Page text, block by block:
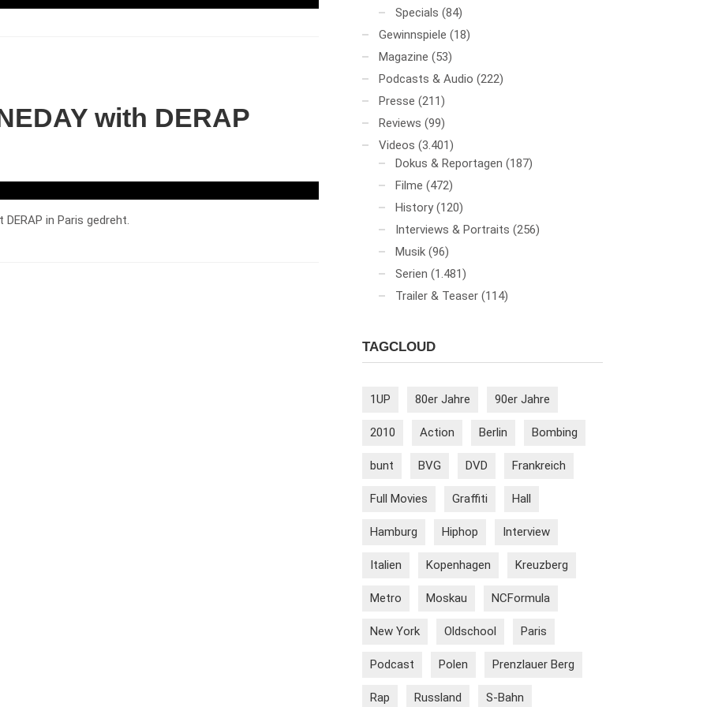
with DERAP
in Paris gedreht.
Specials (84)
Gewinnspiele (18)
Magazine (53)
Podcasts & Audio (222)
Presse (211)
Reviews (99)
Videos (3.401)
Dokus & Reportagen (187)
Filme (472)
History (120)
Interviews & Portraits (256)
Musik (96)
Serien (1.481)
Trailer & Teaser (114)
TAGCLOUD
1UP 80er Jahre 90er Jahre
2010 Action Berlin Bombing
bunt BVG DVD Frankreich
Full Movies Graffiti Hall
Hamburg Hiphop Interview
Italien Kopenhagen Kreuzberg
Metro Moskau NCFormula
New York Oldschool Paris
Podcast Polen Prenzlauer Berg
Rap Russland S-Bahn